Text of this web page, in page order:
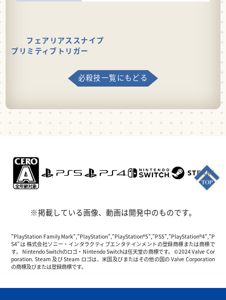
フェアリアススナイプ
プリミティブトリガー
必殺技一覧にもどる
※掲載している画像、動画は開発中のものです。
"PlayStation Family Mark","PlayStation","PlayStation®5","PS5","PlayStation®4","P
S4"は 株式会社ソニー・インタラクティブエンタテインメントの登録商標または商標で
す。 Nintendo Switchのロゴ・Nintendo Switchは任天堂の商標です。 ©2024 Valve Cor
poration. Steam 及び Steam ロゴは、米国及びまたはその他の国の Valve Corporation
の商標及びまたは登録商標です。